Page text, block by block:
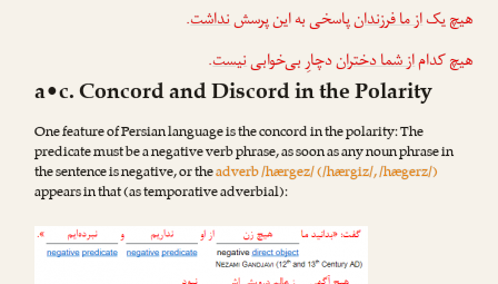
هیچ یکاز ما فرزندانپاسخی به این پرسشنداشت.
هیچ کداماز شما دختراندچارِ بی‌خوابینیست.
a•c. Concord and Discord in the Polarity
One feature of Persian language is the concord in the polarity: The
predicate must be a negative verb phrase, as soon as any noun phrase in
the sentence is negative, or theadverb /hærgez/ (/hærgiz/, /hægerz/)
appears in that (as temporative adverbial):